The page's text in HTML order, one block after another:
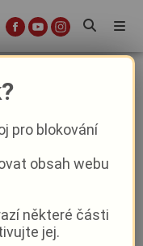
Na
lékař
pro blokování
obsah webu
některé části
jej.